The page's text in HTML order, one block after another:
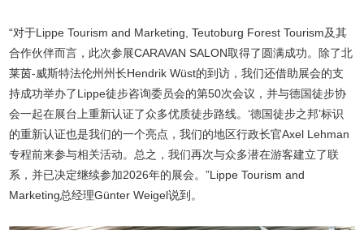
“对于Lippe Tourism and Marketing, Teutoburg Forest Tourism及其
合作伙伴而言，此次参展CARAVAN SALON取得了圆满成功。除了北
莱茵-威斯特法伦州州长Hendrik Wüst的到访，我们还借助展会的支
持成功举办了Lippe徒步咨询委员会的第50次会议，并与德国徒步协
会一起在展台上重新认证了众多优质徒步路线。‘德国徒步之邦’标识
的重新认证也是我们的一个亮点，我们的地区行政长官Axel Lehman
专程前来参与相关活动。总之，我们再次与众多潜在游客建立了联
系，并已决定继续参加2026年的展会。”Lippe Tourism and
Marketing总经理Günter Weigel说到。